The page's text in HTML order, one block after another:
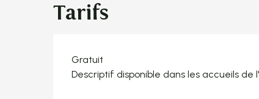
Tarifs
Gratuit
Descriptif disponible dans les accueils